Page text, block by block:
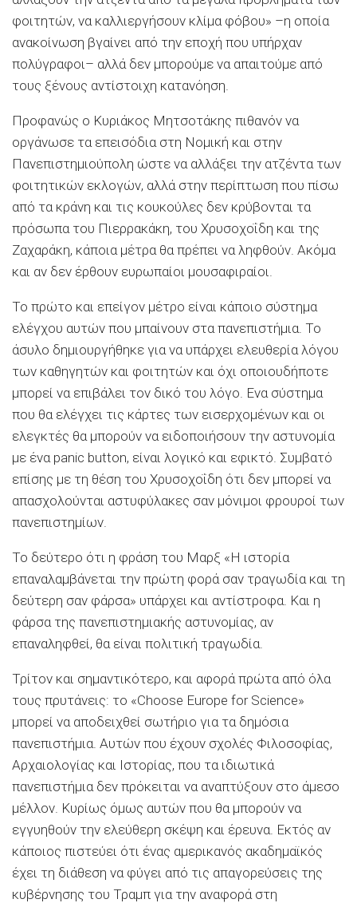
φοιτητών, να καλλιεργήσουν κλίμα φόβου» –η οποία
ανακοίνωση βγαίνει από την εποχή που υπήρχαν
πολύγραφοι– αλλά δεν μπορούμε να απαιτούμε από
τους ξένους αντίστοιχη κατανόηση.
Προφανώς ο Κυριάκος Μητσοτάκης πιθανόν να
οργάνωσε τα επεισόδια στη Νομική και στην
Πανεπιστημιούπολη ώστε να αλλάξει την ατζέντα των
φοιτητικών εκλογών, αλλά στην περίπτωση που πίσω
από τα κράνη και τις κουκούλες δεν κρύβονται τα
πρόσωπα του Πιερρακάκη, του Χρυσοχοΐδη και της
Ζαχαράκη, κάποια μέτρα θα πρέπει να ληφθούν. Ακόμα
και αν δεν έρθουν ευρωπαίοι μουσαφιραίοι.
Το πρώτο και επείγον μέτρο είναι κάποιο σύστημα
ελέγχου αυτών που μπαίνουν στα πανεπιστήμια. Το
άσυλο δημιουργήθηκε για να υπάρχει ελευθερία λόγου
των καθηγητών και φοιτητών και όχι οποιουδήποτε
μπορεί να επιβάλει τον δικό του λόγο. Ενα σύστημα
που θα ελέγχει τις κάρτες των εισερχομένων και οι
ελεγκτές θα μπορούν να ειδοποιήσουν την αστυνομία
με ένα panic button, είναι λογικό και εφικτό. Συμβατό
επίσης με τη θέση του Χρυσοχοΐδη ότι δεν μπορεί να
απασχολούνται αστυφύλακες σαν μόνιμοι φρουροί των
πανεπιστημίων.
Το δεύτερο ότι η φράση του Μαρξ «Η ιστορία
επαναλαμβάνεται την πρώτη φορά σαν τραγωδία και τη
δεύτερη σαν φάρσα» υπάρχει και αντίστροφα. Και η
φάρσα της πανεπιστημιακής αστυνομίας, αν
επαναληφθεί, θα είναι πολιτική τραγωδία.
Τρίτον και σημαντικότερο, και αφορά πρώτα από όλα
τους πρυτάνεις: το «Choose Europe for Science»
μπορεί να αποδειχθεί σωτήριο για τα δημόσια
πανεπιστήμια. Αυτών που έχουν σχολές Φιλοσοφίας,
Αρχαιολογίας και Ιστορίας, που τα ιδιωτικά
πανεπιστήμια δεν πρόκειται να αναπτύξουν στο άμεσο
μέλλον. Κυρίως όμως αυτών που θα μπορούν να
εγγυηθούν την ελεύθερη σκέψη και έρευνα. Εκτός αν
κάποιος πιστεύει ότι ένας αμερικανός ακαδημαϊκός
έχει τη διάθεση να φύγει από τις απαγορεύσεις της
κυβέρνησης του Τραμπ για την αναφορά στη